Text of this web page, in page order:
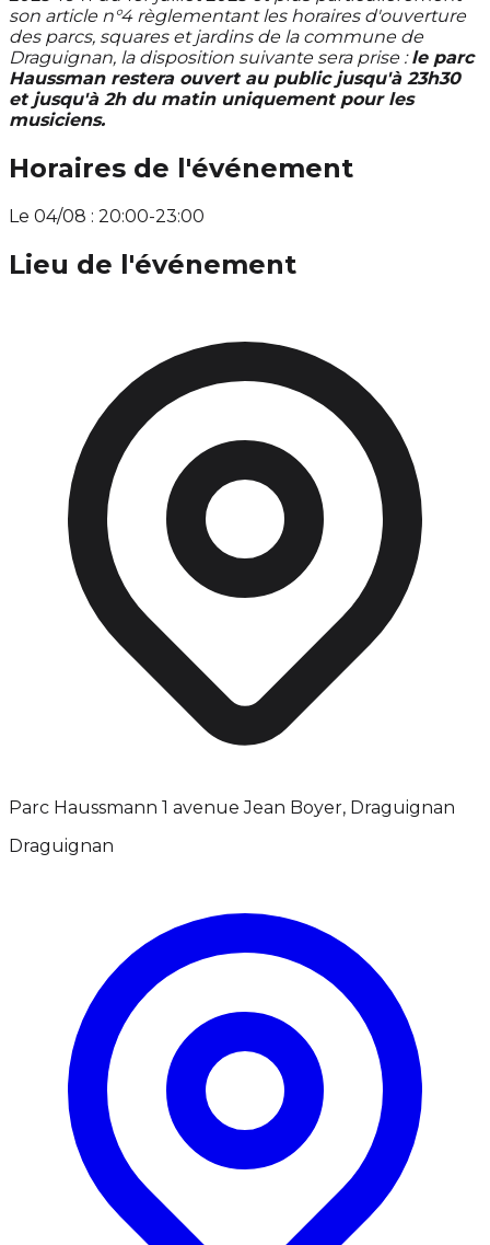
son article n°4 règlementant les horaires d'ouverture
des parcs, squares et jardins de la commune de
Draguignan, la disposition suivante sera prise : le parc
Haussman restera ouvert au public jusqu'à 23h30
et jusqu'à 2h du matin uniquement pour les
musiciens.
Horaires de l'événement
Le 04/08 : 20:00-23:00
Lieu de l'événement
Parc Haussmann 1 avenue Jean Boyer, Draguignan
Draguignan